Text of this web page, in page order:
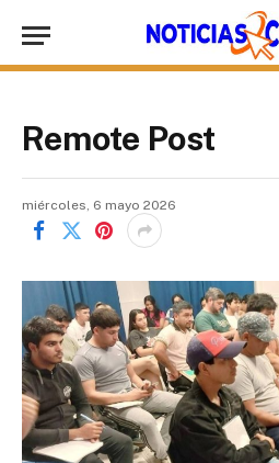
Remote Post
miércoles, 6 mayo 2026